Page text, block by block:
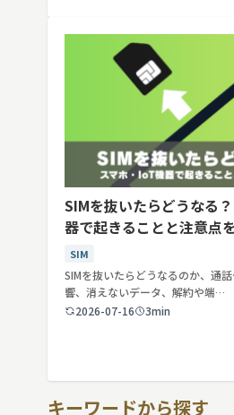
SIMを抜いたらどうなる
器で起きることと注意点
SIM
SIMを抜いたらどうなるのか、通
響、消えないデータ、解約や端…
2026-07-16
3min
キーワードから探す